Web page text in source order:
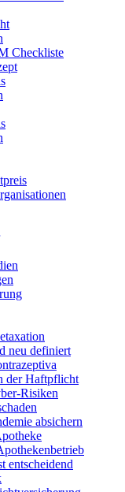
Checkliste
neu definiert
der Haftpflicht
Risiken
absichern
entscheidend